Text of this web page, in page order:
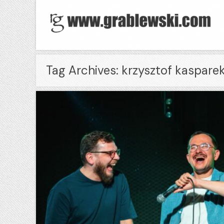
Tag Archives: krzysztof